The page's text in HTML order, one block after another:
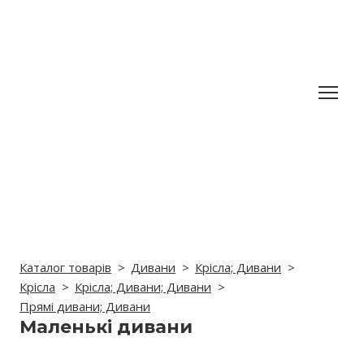
Каталог товарів Дивани
Крісла; Дивани
Крісла
Крісла; Дивани; Дивани
Прямі дивани; Дивани
Маленькі дивани